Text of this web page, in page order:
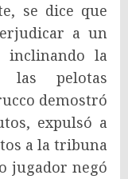
se dice que
a un
inclinando la
las pelotas
demostró
expulsó a
a la tribuna
jugador negó